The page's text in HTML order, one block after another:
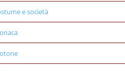
e società